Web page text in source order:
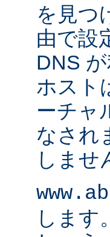
を見つ
由で設
DNS
ホスト
ーチャ
なされ
しませ
します